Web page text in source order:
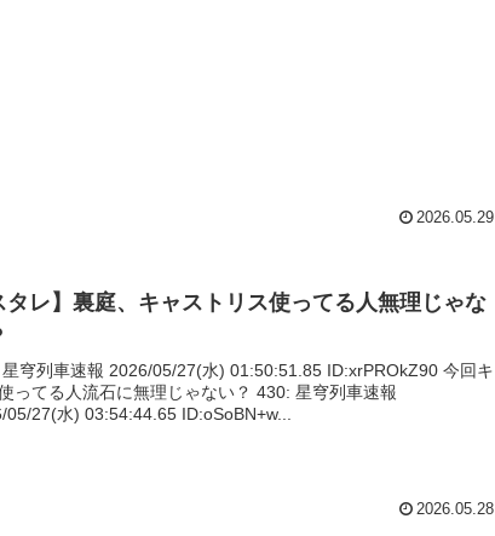
2026.05.29
タレ】裏庭、キャストリス使ってる人無理じゃな
穹列車速報 2026/05/27(水) 01:50:51.85 ID:xrPROkZ90 今回キ
ってる人流石に無理じゃない？ 430: 星穹列車速報
05/27(水) 03:54:44.65 ID:oSoBN+w...
2026.05.28